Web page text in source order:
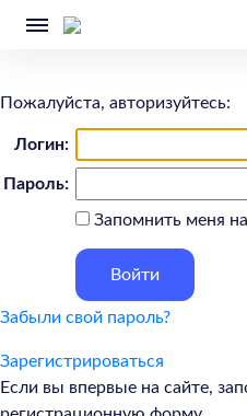
Пожалуйста, авторизуйтесь:
Логин:
Пароль:
Запомнить меня
Забыли свой пароль?
Зарегистрироваться
Если вы впервые на сайте,